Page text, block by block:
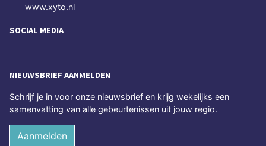
www.xyto.nl
SOCIAL MEDIA
NIEUWSBRIEF AANMELDEN
Schrijf je in voor onze nieuwsbrief en krijg wekelijks een
samenvatting van alle gebeurtenissen uit jouw regio.
Aanmelden